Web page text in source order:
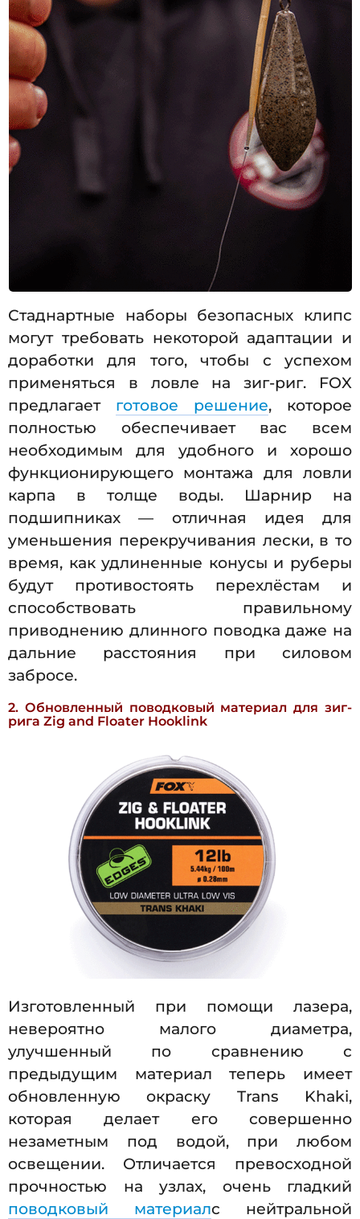
Стаднартные наборы безопасных клипс
могут требовать некоторой адаптации и
доработки для того, чтобы с успехом
применяться в ловле на зиг-риг. FOX
предлагает готовое решение, которое
полностью обеспечивает вас всем
необходимым для удобного и хорошо
функционирующего монтажа для ловли
карпа в толще воды. Шарнир на
подшипниках — отличная идея для
уменьшения перекручивания лески, в то
время, как удлиненные конусы и руберы
будут противостоять перехлёстам и
способствовать правильному
приводнению длинного поводка даже на
дальние расстояния при силовом
забросе.
2. Обновленный поводковый материал для зиг-
рига Zig and Floater Hooklink
Изготовленный при помощи лазера,
невероятно малого диаметра,
улучшенный по сравнению с
предыдущим материал теперь имеет
обновленную окраску Trans Khaki,
которая делает его совершенно
незаметным под водой, при любом
освещении. Отличается превосходной
прочностью на узлах, очень гладкий
поводковый материалс нейтральной